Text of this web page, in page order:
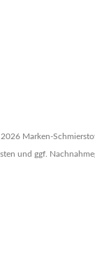
Marken-
und ggf.